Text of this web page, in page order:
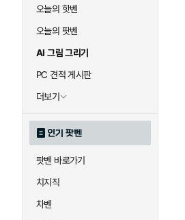
오늘의 핫벤
오늘의 팟벤
AI 그림 그리기
PC 견적 게시판
더보기
인기 팟벤
팟벤 바로가기
치지직
차벤